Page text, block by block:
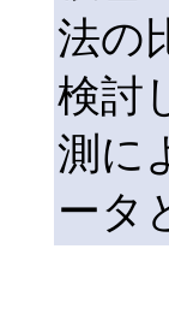
法の
検討
測に
ータ